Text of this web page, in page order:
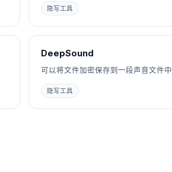
隐写工具
DeepSound
可以将文件加密保存到一段声音文件中
隐写工具